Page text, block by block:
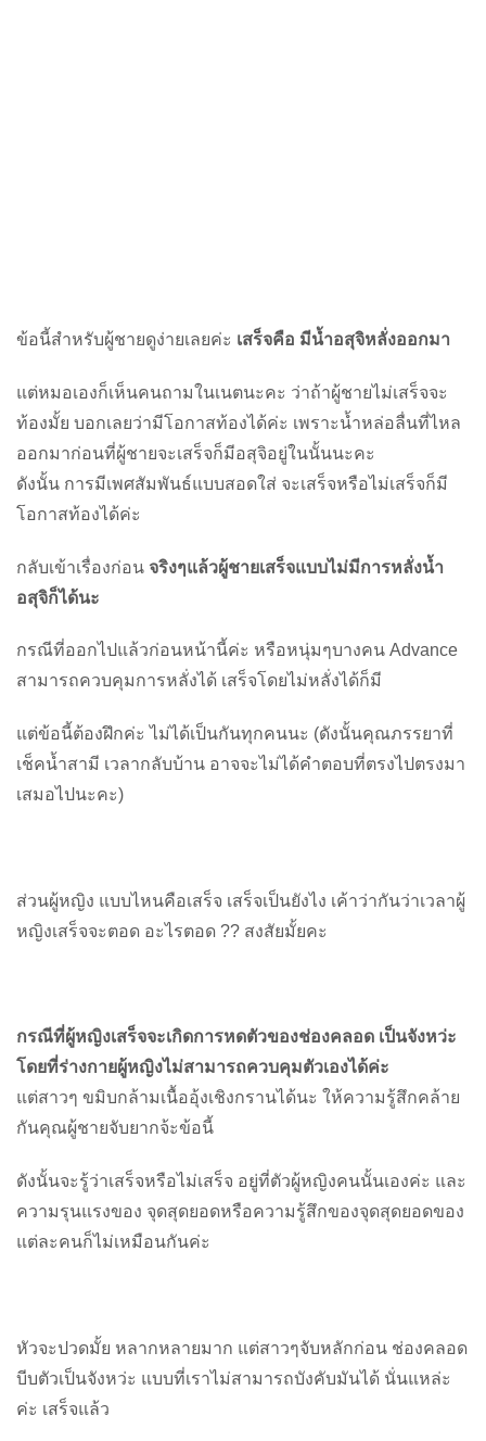
ข้อนี้สำหรับผู้ชายดูง่ายเลยค่ะ เสร็จคือ มีน้ำอสุจิหลั่งออกมา
แต่หมอเองก็เห็นคนถามในเนตนะคะ ว่าถ้าผู้ชายไม่เสร็จจะ
ท้องมั้ย บอกเลยว่ามีโอกาสท้องได้ค่ะ เพราะน้ำหล่อลื่นที่ไหล
ออกมาก่อนที่ผู้ชายจะเสร็จก็มีอสุจิอยู่ในนั้นนะคะ
ดังนั้น การมีเพศสัมพันธ์แบบสอดใส่ จะเสร็จหรือไม่เสร็จก็มี
โอกาสท้องได้ค่ะ
กลับเข้าเรื่องก่อน จริงๆแล้วผู้ชายเสร็จแบบไม่มีการหลั่งน้ำ
อสุจิก็ได้นะ
กรณีที่ออกไปแล้วก่อนหน้านี้ค่ะ หรือหนุ่มๆบางคน Advance
สามารถควบคุมการหลั่งได้ เสร็จโดยไม่หลั่งได้ก็มี
แต่ข้อนี้ต้องฝึกค่ะ ไม่ได้เป็นกันทุกคนนะ (ดังนั้นคุณภรรยาที่
เช็คน้ำสามี เวลากลับบ้าน อาจจะไม่ได้คำตอบที่ตรงไปตรงมา
เสมอไปนะคะ)
ส่วนผู้หญิง แบบไหนคือเสร็จ เสร็จเป็นยังไง เค้าว่ากันว่าเวลาผู้
หญิงเสร็จจะตอด อะไรตอด ?? สงสัยมั้ยคะ
กรณีที่ผู้หญิงเสร็จจะเกิดการหดตัวของช่องคลอด เป็นจังหว่ะ
โดยที่ร่างกายผู้หญิงไม่สามารถควบคุมตัวเองได้ค่ะ
แต่สาวๆ ขมิบกล้ามเนื้ออุ้งเชิงกรานได้นะ ให้ความรู้สึกคล้าย
กันคุณผู้ชายจับยากจ้ะข้อนี้
ดังนั้นจะรู้ว่าเสร็จหรือไม่เสร็จ อยู่ที่ตัวผู้หญิงคนนั้นเองค่ะ และ
ความรุนแรงของ จุดสุดยอดหรือความรู้สึกของจุดสุดยอดของ
แต่ละคนก็ไม่เหมือนกันค่ะ
หัวจะปวดมั้ย หลากหลายมาก แต่สาวๆจับหลักก่อน ช่องคลอด
บีบตัวเป็นจังหว่ะ แบบที่เราไม่สามารถบังคับมันได้ นั่นแหล่ะ
ค่ะ เสร็จแล้ว